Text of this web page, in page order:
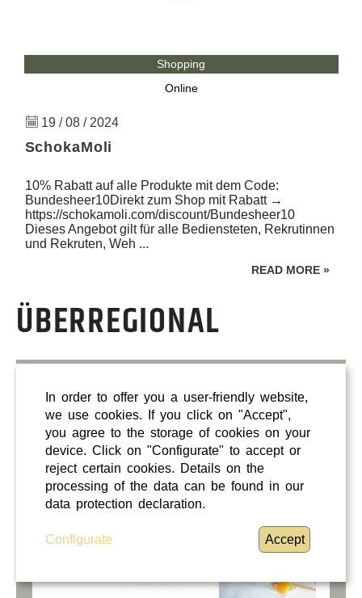
Shopping
Online
19 / 08 / 2024
SchokaMoli
10% Rabatt auf alle Produkte mit dem Code:
Bundesheer10Direkt zum Shop mit Rabatt →
https://schokamoli.com/discount/Bundesheer10
Dieses Angebot gilt für alle Bediensteten, Rekrutinnen
und Rekruten, Weh ...
READ MORE »
ÜBERREGIONAL
Gruppenvers.
In order to offer you a user-friendly website,
we use cookies. If you click on "Accept",
you agree to the storage of cookies on your
device. Click on "Configurate" to accept or
reject certain cookies. Details on the
processing of the data can be found in our
data protection declaration.
Configurate Accept